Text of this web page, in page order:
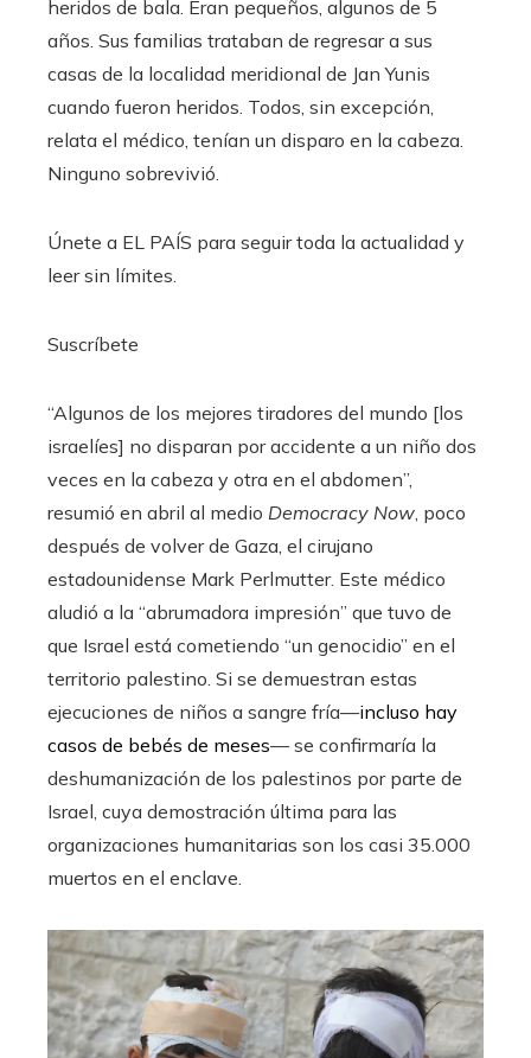
heridos de bala. Eran pequeños, algunos de 5
años. Sus familias trataban de regresar a sus
casas de la localidad meridional de Jan Yunis
cuando fueron heridos. Todos, sin excepción,
relata el médico, tenían un disparo en la cabeza.
Ninguno sobrevivió.
Únete a EL PAÍS para seguir toda la actualidad y
leer sin límites.
Suscríbete
“Algunos de los mejores tiradores del mundo [los
israelíes] no disparan por accidente a un niño dos
veces en la cabeza y otra en el abdomen”,
resumió en abril al medio Democracy Now, poco
después de volver de Gaza, el cirujano
estadounidense Mark Perlmutter. Este médico
aludió a la “abrumadora impresión” que tuvo de
que Israel está cometiendo “un genocidio” en el
territorio palestino. Si se demuestran estas
ejecuciones de niños a sangre fría—incluso hay
casos de bebés de meses— se confirmaría la
deshumanización de los palestinos por parte de
Israel, cuya demostración última para las
organizaciones humanitarias son los casi 35.000
muertos en el enclave.